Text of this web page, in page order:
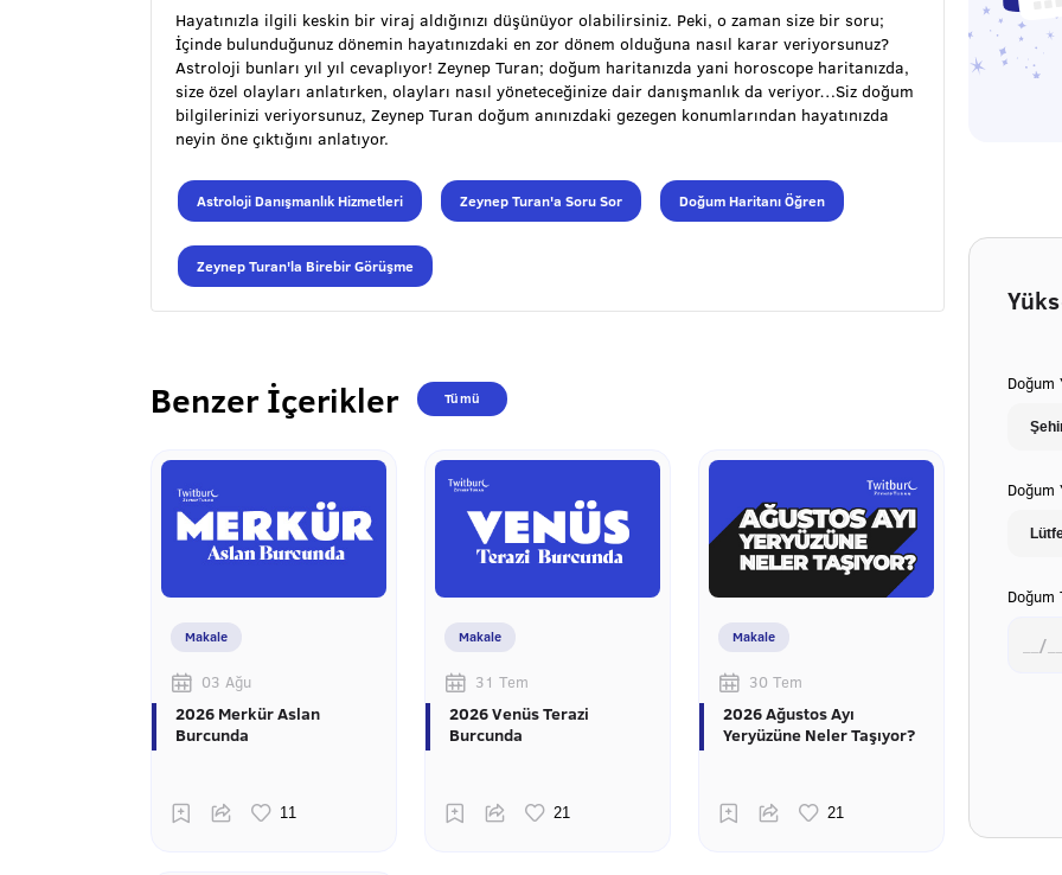
Hayatınızla ilgili keskin bir viraj aldığınızı düşünüyor olabilirsiniz. Peki, o zaman size bir soru;
İçinde bulunduğunuz dönemin hayatınızdaki en zor dönem olduğuna nasıl karar veriyorsunuz?
Astroloji bunları yıl yıl cevaplıyor! Zeynep Turan; doğum haritanızda yani horoscope haritanızda,
size özel olayları anlatırken, olayları nasıl yöneteceğinize dair danışmanlık da veriyor…Siz doğum
bilgilerinizi veriyorsunuz, Zeynep Turan doğum anınızdaki gezegen konumlarından hayatınızda
neyin öne çıktığını anlatıyor.
Astroloji Danışmanlık Hizmetleri Zeynep Turan'a Soru Sor Doğum Haritanı Öğren
Zeynep Turan'la Birebir Görüşme
Benzer İçerikler Tümü
Makale
03 Ağu
2026 Merkür Aslan
Burcunda
Makale
31 Tem
2026 Venüs Terazi
Burcunda
Makale
30 Tem
2026 Ağustos Ayı
Yeryüzüne Neler Taşıyor?
Doğum
Doğum
Doğum